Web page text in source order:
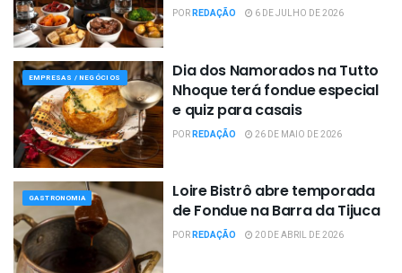
PORREDAÇÃO 6 DE JULHO DE 2026
EMPRESAS / NEGÓCIOS
Dia dos Namorados na Tutto
Nhoque terá fondue especial
e quiz para casais
PORREDAÇÃO 26 DE MAIO DE 2026
GASTRONOMIA
Loire Bistrô abre temporada
de Fondue na Barra da Tijuca
PORREDAÇÃO 20 DE ABRIL DE 2026